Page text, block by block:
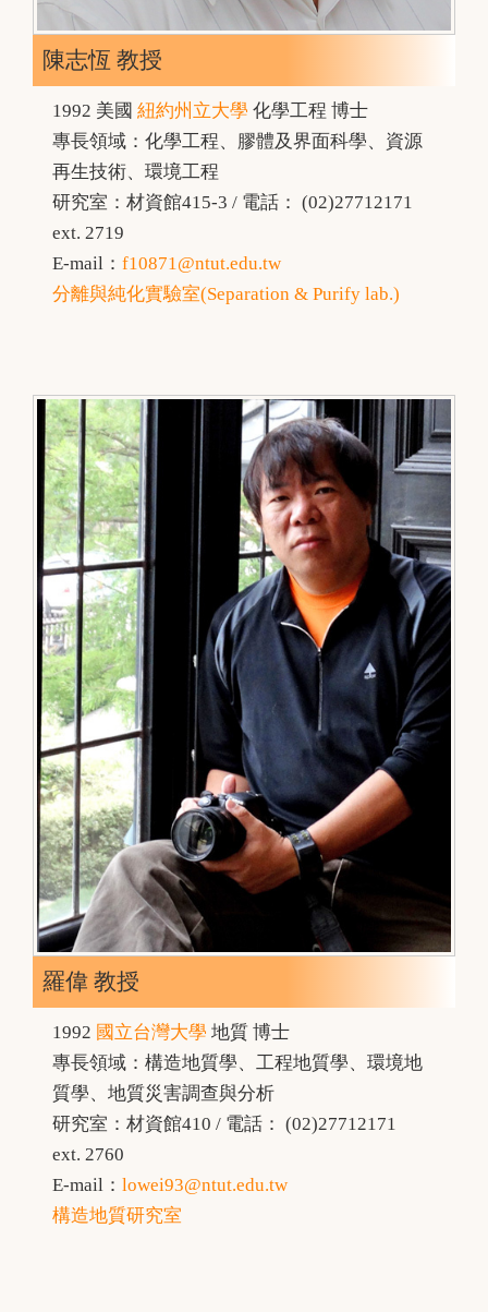
陳志恆 教授
1992 美國紐約州立大學 化學工程 博士
專長領域：化學工程、膠體及界面科學、資源
再生技術、環境工程
研究室：材資館415-3 / 電話： (02)27712171
ext. 2719
E-mail：f10871@ntut.edu.tw
分離與純化實驗室(Separation & Purify lab.)
羅偉 教授
1992 國立台灣大學 地質 博士
專長領域：構造地質學、工程地質學、環境地
質學、地質災害調查與分析
研究室：材資館410 / 電話： (02)27712171
ext. 2760
E-mail：lowei93@ntut.edu.tw
構造地質研究室